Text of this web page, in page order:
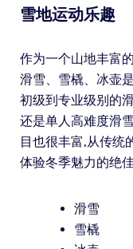
雪地运动乐趣
作为一个山地丰富
滑雪、雪橇、冰壶
初级到专业级别的
还是单人高难度滑
目也很丰富,从传统
体验冬季魅力的绝佳
滑雪
雪橇